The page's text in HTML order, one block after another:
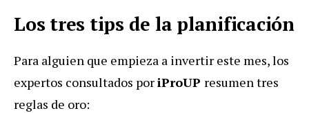
Los tres tips de la planificación
Para alguien que empieza a invertir este mes, los
expertos consultados poriProUP resumen tres
reglas de oro: